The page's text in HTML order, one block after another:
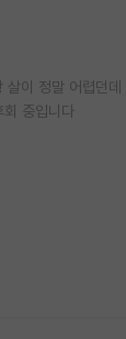
이 정말 어렵던
중입니다